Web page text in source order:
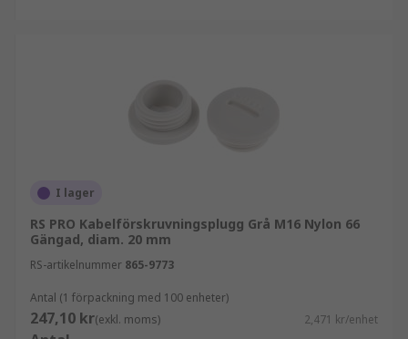
Kabelgenomföringspluggar används ofta
buntband och infästningar
RS PRO
I sortimentet hittar du även
kabelgenomföringspluggar från RS PRO, vårt
eget varumärke. RS PRO kombinerar kvalitet,
I lager
RS PRO Kabelförskruvningsplugg Grå M16 Nylon 66
Gängad, diam. 20 mm
RS-artikelnummer 865-9773
Antal (1 förpackning med 100 enheter)
247,10 kr(exkl. moms) 2,471 kr/enhet